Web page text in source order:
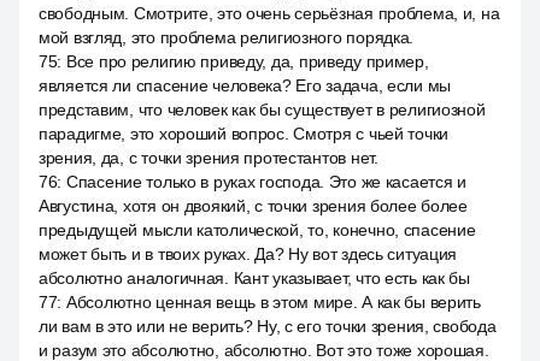
свободным. Смотрите, это очень серьёзная проблема, и, на
мой взгляд, это проблема религиозного порядка.
75: Все про религию приведу, да, приведу пример,
является ли спасение человека? Его задача, если мы
представим, что человек как бы существует в религиозной
парадигме, это хороший вопрос. Смотря с чьей точки
зрения, да, с точки зрения протестантов нет.
76: Спасение только в руках господа. Это же касается и
Августина, хотя он двоякий, с точки зрения более более
предыдущей мысли католической, то, конечно, спасение
может быть и в твоих руках. Да? Ну вот здесь ситуация
абсолютно аналогичная. Кант указывает, что есть как бы
77: Абсолютно ценная вещь в этом мире. А как бы верить
ли вам в это или не верить? Ну, с его точки зрения, свобода
и разум это абсолютно, абсолютно. Вот это тоже хорошая.